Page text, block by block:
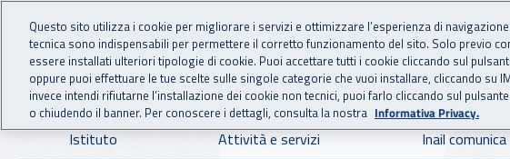
Vai al menu principale
Vai al contenuto principale
INAIL - Istituto Nazionale per
Navigazione principale
Istituto Attività e servizi Inail comunica
Questo sito utilizza i cookie per migliorare i servizi e ottimizzare l’esperienza di
tecnica sono indispensabili per permettere il corretto funzionamento del sito. Solo previo
essere installati ulteriori tipologie di cookie. Puoi accettare tutti i cookie cliccando sul pulsante
oppure puoi effettuare le tue scelte sulle singole categorie che vuoi installare, cliccando su
invece intendi rifiutarne l’installazione dei cookie non tecnici, puoi farlo cliccando sul pulsante
o chiudendo il banner. Per conoscere i dettagli, consulta la nostra Informativa Privacy.